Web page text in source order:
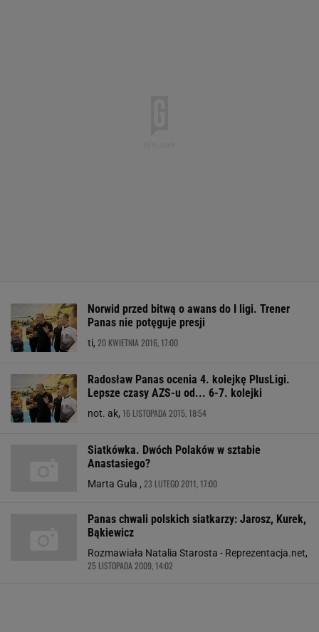
Norwid przed bitwą o awans do I ligi. Trener
Panas nie potęguje presji
ti, 20 KWIETNIA 2016, 17:00
Radosław Panas ocenia 4. kolejkę PlusLigi.
Lepsze czasy AZS-u od... 6-7. kolejki
not. ak, 16 LISTOPADA 2015, 18:54
Siatkówka. Dwóch Polaków w sztabie
Anastasiego?
Marta Gula , 23 LUTEGO 2011, 17:00
Panas chwali polskich siatkarzy: Jarosz, Kurek,
Bąkiewicz
Rozmawiała Natalia Starosta - Reprezentacja.net,
25 LISTOPADA 2009, 14:02